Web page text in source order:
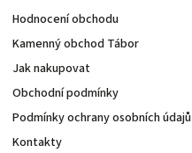
Hodnocení obchodu
Kamenný obchod Tábor
Jak nakupovat
Obchodní podmínky
Podmínky ochrany osobních údajů
Kontakty